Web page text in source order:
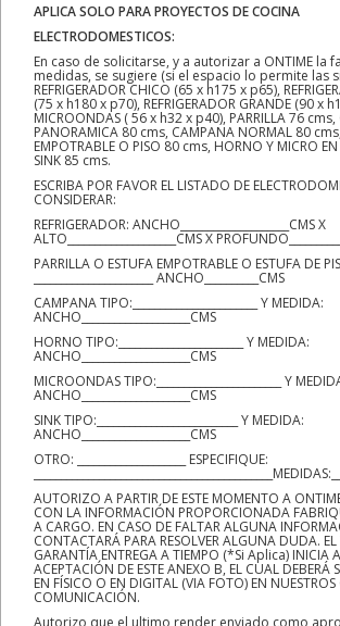
APLICA SOLO PARA PROYECTOS DE COCINA
ELECTRODOMESTICOS:
En caso de solicitarse, y a autorizar a ONTIME la
medidas, se sugiere (si el espacio lo permite las
REFRIGERADOR CHICO (65 x h175 x p65),
(75 x h180 x p70), REFRIGERADOR GRANDE (90 x
MICROONDAS ( 56 x h32 x p40), PARRILLA 76
PANORAMICA 80 cms, CAMPANA NORMAL 80
EMPOTRABLE O PISO 80 cms, HORNO Y MICRO
SINK 85 cms.
ESCRIBA POR FAVOR EL LISTADO DE
CONSIDERAR:
REFRIGERADOR: ANCHO____________________CMS X
ALTO____________________CMS X
PARRILLA O ESTUFA EMPOTRABLE O ESTUFA DE
______________________ ANCHO__________CMS
CAMPANA TIPO:_______________________ Y MEDIDA:
ANCHO____________________CMS
HORNO TIPO:_______________________ Y MEDIDA:
ANCHO____________________CMS
MICROONDAS TIPO:_______________________ Y
ANCHO____________________CMS
SINK TIPO:__________________________ Y MEDIDA:
ANCHO____________________CMS
OTRO: ____________________ ESPECIFIQUE:
AUTORIZO A PARTIR DE ESTE MOMENTO A
CON LA INFORMACIÓN PROPORCIONADA
A CARGO. EN CASO DE FALTAR ALGUNA
CONTACTARÁ PARA RESOLVER ALGUNA DUDA.
GARANTÍA ENTREGA A TIEMPO (*Si Aplica) INICIA
ACEPTACIÓN DE ESTE ANEXO B, EL CUAL DEBERÁ
EN FÍSICO O EN DIGITAL (VIA FOTO) EN NUESTROS
COMUNICACIÓN.
Autorizo que el ultimo render enviado como